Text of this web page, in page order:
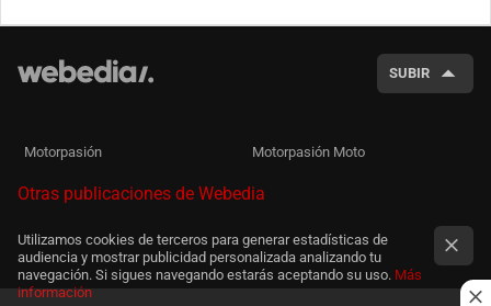
SUBIR
Motorpasión Motorpasión Moto
Otras publicaciones de Webedia
Utilizamos cookies de terceros para generar estadísticas de
audiencia y mostrar publicidad personalizada analizando tu
navegación. Si sigues navegando estarás aceptando su uso. Más
información